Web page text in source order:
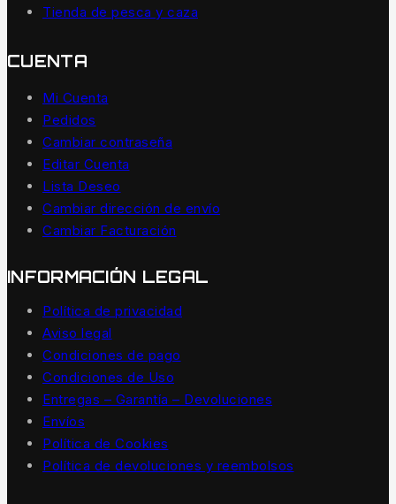
Tienda de pesca y caza
CUENTA
Mi Cuenta
Pedidos
Cambiar contraseña
Editar Cuenta
Lista Deseo
Cambiar dirección de envío
Cambiar Facturación
INFORMACIÓN LEGAL
Política de privacidad
Aviso legal
Condiciones de pago
Condiciones de Uso
Entregas – Garantía – Devoluciones
Envíos
Política de Cookies
Política de devoluciones y reembolsos